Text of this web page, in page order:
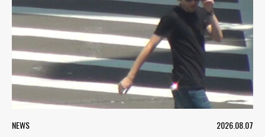
NEWS 2026.08.07